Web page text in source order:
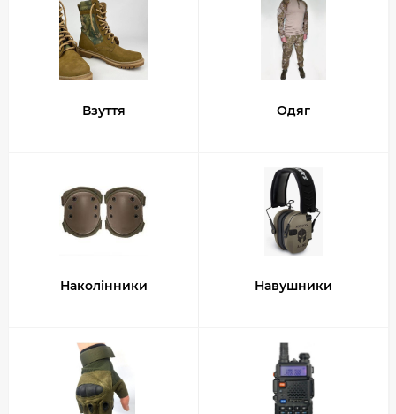
Взуття Одяг
Наколінники Навушники